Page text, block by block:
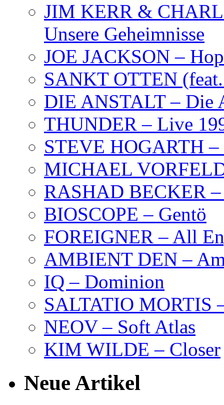
JIM KERR &
Unsere Geheimnisse
JOE JACKSON –
SANKT OTTEN
DIE ANSTALT – Die
THUNDER – Live
STEVE HOGARTH –
MICHAEL
RASHAD BECKER
BIOSCOPE – Gentö
FOREIGNER – All
AMBIENT DEN –
IQ – Dominion
SALTATIO MORTIS
NEOV – Soft Atlas
KIM WILDE – Closer
Neue Artikel